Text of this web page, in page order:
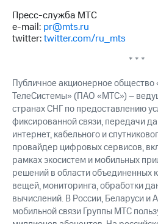
Пресс-служба МТС
e-mail: pr@mts.ru
twitter:twitter.com/ru_mts
* * *
Публичное акционерное
ТелеСистемы» (ПАО «МТС») –
странах СНГ по предоставлению
фиксированной связи, передачи
интернет, кабельного и
провайдер цифровых сервисов,
рамках экосистем и мобильных
решений в области объединенных
вещей, мониторинга, обработки
вычислений. В России, Беларуси и
мобильной связи Группы МТС